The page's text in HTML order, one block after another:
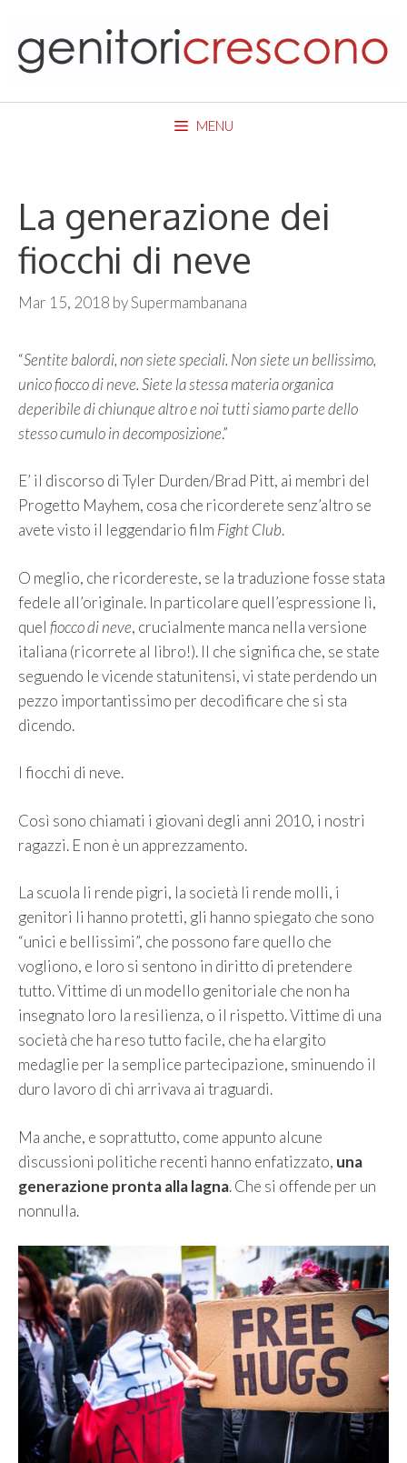
content
MENU
La generazione dei
fiocchi di neve
Mar 15, 2018 bySupermambanana
“Sentite balordi, non siete speciali. Non siete un bellissimo,
unico fiocco di neve. Siete la stessa materia organica
deperibile di chiunque altro e noi tutti siamo parte dello
stesso cumulo in decomposizione.”
E’ il discorso di Tyler Durden/Brad Pitt, ai membri del
Progetto Mayhem, cosa che ricorderete senz’altro se
avete visto il leggendario film Fight Club.
O meglio, che ricordereste, se la traduzione fosse stata
fedele all’originale. In particolare quell’espressione lì,
quel fiocco di neve, crucialmente manca nella versione
italiana (ricorrete al libro!). Il che significa che, se state
seguendo le vicende statunitensi, vi state perdendo un
pezzo importantissimo per decodificare che si sta
dicendo.
I fiocchi di neve.
Così sono chiamati i giovani degli anni 2010, i nostri
ragazzi. E non è un apprezzamento.
La scuola li rende pigri, la società li rende molli, i
genitori li hanno protetti, gli hanno spiegato che sono
“unici e bellissimi”, che possono fare quello che
vogliono, e loro si sentono in diritto di pretendere
tutto. Vittime di un modello genitoriale che non ha
insegnato loro la resilienza, o il rispetto. Vittime di una
società che ha reso tutto facile, che ha elargito
medaglie per la semplice partecipazione, sminuendo il
duro lavoro di chi arrivava ai traguardi.
Ma anche, e soprattutto, come appunto alcune
discussioni politiche recenti hanno enfatizzato, una
generazione pronta alla lagna. Che si offende per un
nonnulla.